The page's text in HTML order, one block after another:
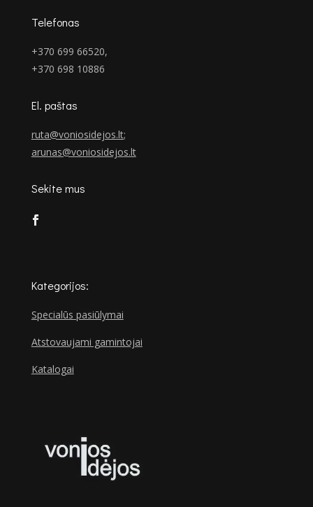
Telefonas
+370 699 66520,
+370 698 10886
El. paštas
ruta@voniosidejos.lt;
arunas@voniosidejos.lt
Sekite mus
Kategorijos:
Specialūs pasiūlymai
Atstovaujami gamintojai
Katalogai